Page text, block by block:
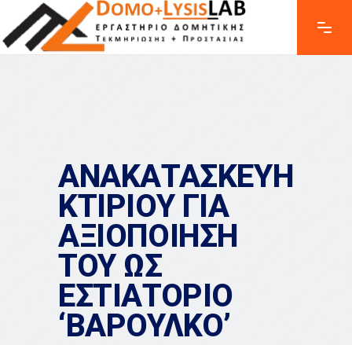
ΑΝΑΚΑΤΑΣΚΕΥΗ
ΚΤΙΡΙΟΥ ΓΙΑ
ΑΞΙΟΠΟΙΗΣΗ
ΤΟΥ ΩΣ
ΕΣΤΙΑΤΟΡΙΟ
‘ΒΑΡΟΥΛΚΟ’